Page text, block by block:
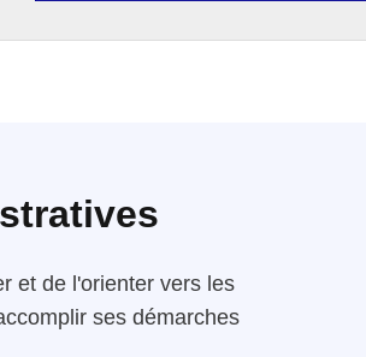
et de l'orienter vers les
ses démarches